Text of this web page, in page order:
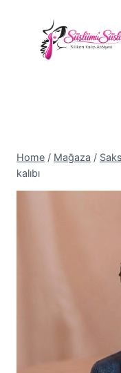
contentAlışveriş • 7 İş
Home / Mağaza /
kalıbı